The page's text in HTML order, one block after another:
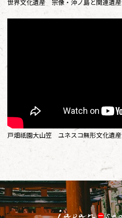
世界文化遺産 宗像・沖ノ島と関連遺産
戸畑祇園大山笠 ユネスコ無形文化遺産